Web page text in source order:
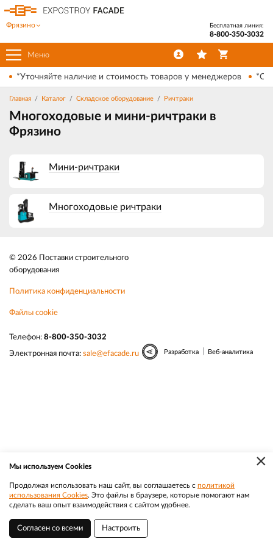
Меню
Фрязино Бесплатная линия:
8-800-350-3032
*Уточняйте наличие и стоимость товаров у менеджеров
Главная Каталог Складское оборудование Ричтраки
Многоходовые и мини-ричтраки в
Фрязино
Мини-ричтраки
Многоходовые ричтраки
© 2026 Поставки строительного
оборудования
Политика конфиденциальности
Файлы cookie
Телефон: 8-800-350-3032
Электронная почта: sale@efacade.ru Разработка Веб-аналитика
×
Мы используем Cookies
Продолжая использовать наш сайт, вы соглашаетесь с политикой
использования Cookies. Это файлы в браузере, которые помогают нам
сделать ваш опыт взаимодействия с сайтом удобнее.
Согласен со всеми Настроить